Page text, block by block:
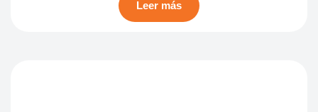
Leer más